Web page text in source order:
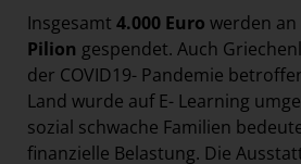
Insgesamt 4.000 Euro werden an
Pilion gespendet. Auch
der COVID19- Pandemie
Land wurde auf E- Learning
sozial schwache Familien
finanzielle Belastung. Die